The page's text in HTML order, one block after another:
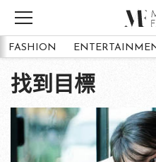
FASHION
找到目標